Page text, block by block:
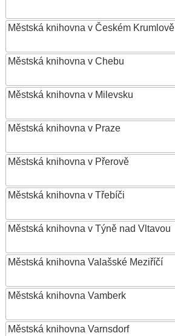
Městská knihovna v Českém Krumlově
Městská knihovna v Chebu
Městská knihovna v Milevsku
Městská knihovna v Praze
Městská knihovna v Přerově
Městská knihovna v Třebíči
Městská knihovna v Týně nad Vltavou
Městská knihovna Valašské Meziříčí
Městská knihovna Vamberk
Městská knihovna Varnsdorf